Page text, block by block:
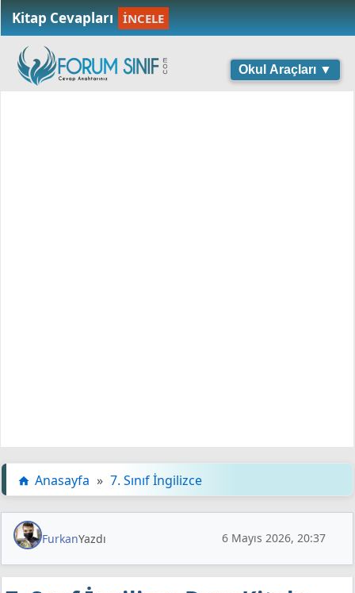
Kitap Cevapları İNCELE
Okul Araçları ▼
Anasayfa » 7. Sınıf İngilizce
FurkanYazdı 6 Mayıs 2026, 20:37